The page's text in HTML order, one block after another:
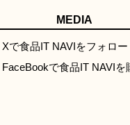
MEDIA
Xで食品IT NAVIをフォロー
FaceBookで食品IT NAVIを